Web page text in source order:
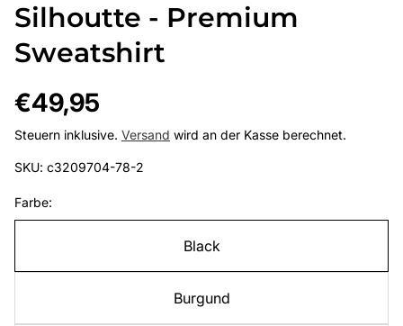
Silhoutte - Premium
Sweatshirt
Regulärer
Preis
€49,95
Steuern inklusive. Versand wird an der Kasse berechnet.
SKU: c3209704-78-2
Farbe:
Black
Burgund